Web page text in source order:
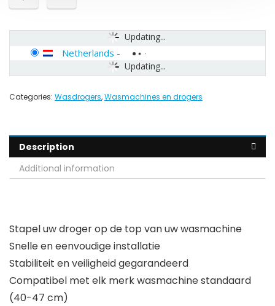
Updating...
Updating...
Netherlands -
Categories: Wasdrogers,Wasmachines en drogers
Description
Additional information
Stapel uw droger op de top van uw wasmachine
Snelle en eenvoudige installatie
Stabiliteit en veiligheid gegarandeerd
Compatibel met elk merk wasmachine standaard
(40-47 cm)